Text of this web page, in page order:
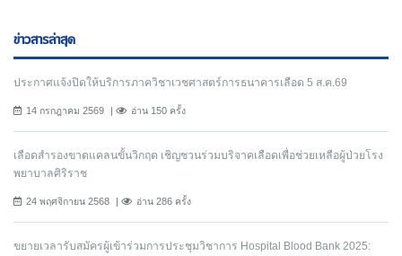
ข่าวสารล่าสุด
ประกาศแจ้งปิดให้บริการภาควิชาเวชศาสตร์การธนาคารเลือด 5 ส.ค.69
14 กรกฎาคม 2569 อ่าน 150 ครั้ง
เลือดสำรองขาดแคลนขั้นวิกฤต เชิญชวนร่วมบริจาคเลือดเพื่อช่วยเหลือผู้ป่วยโรง
พยาบาลศิริราช
24 พฤศจิกายน 2568 อ่าน 286 ครั้ง
ขยายเวลารับสมัครผู้เข้าร่วมการประชุมวิชาการ Hospital Blood Bank 2025: